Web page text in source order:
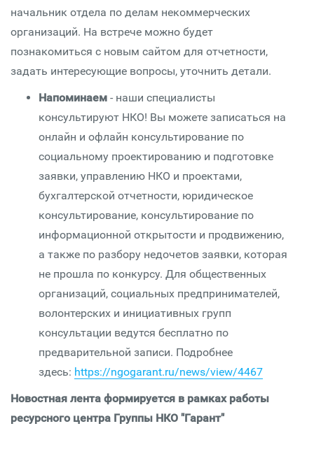
начальник отдела по делам некоммерческих
организаций. На встрече можно будет
познакомиться с новым сайтом для отчетности,
задать интересующие вопросы, уточнить детали.
Напоминаем - наши специалисты
консультируют НКО! Вы можете записаться на
онлайн и офлайн консультирование по
социальному проектированию и подготовке
заявки, управлению НКО и проектами,
бухгалтерской отчетности, юридическое
консультирование, консультирование по
информационной открытости и продвижению,
а также по разбору недочетов заявки, которая
не прошла по конкурсу. Для общественных
организаций, социальных предпринимателей,
волонтерских и инициативных групп
консультации ведутся бесплатно по
предварительной записи. Подробнее
здесь: https://ngogarant.ru/news/view/4467
Новостная лента формируется в рамках работы
ресурсного центра Группы НКО "Гарант"